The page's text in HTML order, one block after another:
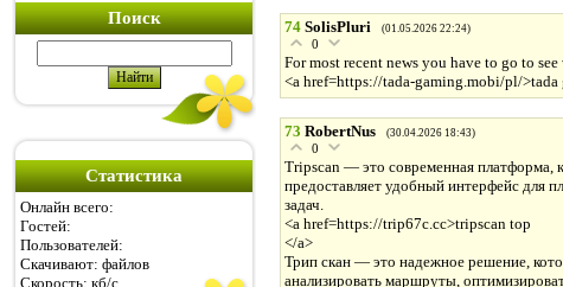
Поиск
Статистика
Онлайн всего:
Гостей:
Пользователей:
Скачивают: файлов
Скорость: кб/с
74 SolisPluri (01.05.2026 22:24)
0
For most recent news you have to go to
<a href=https://tada-gaming.mobi/pl/>tada
73 RobertNus (30.04.2026 18:43)
0
Tripscan — это современная платформа,
предоставляет удобный интерфейс для
задач.
<a href=https://trip67c.cc>tripscan top
</a>
Трип скан — это надежное решение,
анализировать маршруты,